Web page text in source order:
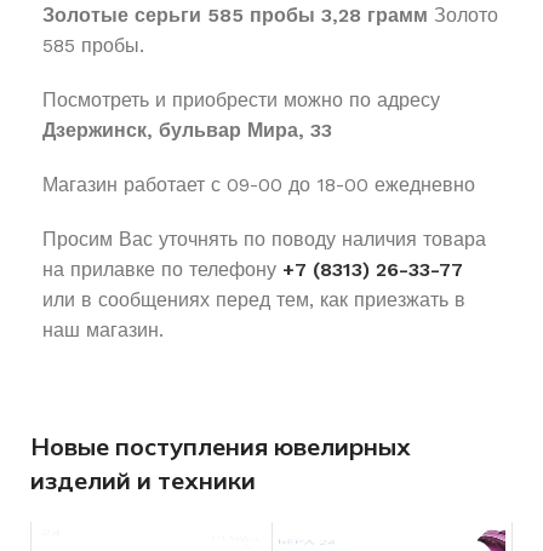
Золотые серьги 585 пробы 3,28 грамм Золото
585 пробы.
Посмотреть и приобрести можно по адресу
Дзержинск, бульвар Мира, 33
Магазин работает с 09-00 до 18-00 ежедневно
Просим Вас уточнять по поводу наличия товара
на прилавке по телефону +7 (8313) 26-33-77
или в сообщениях перед тем, как приезжать в
наш магазин.
Новые поступления ювелирных
изделий и техники